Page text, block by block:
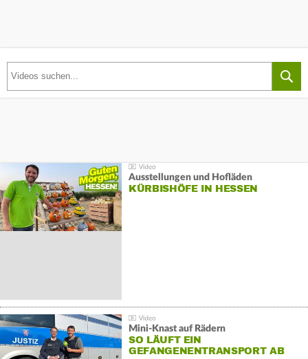
Ausstellungen und Hofläden
KÜRBISHÖFE IN HESSEN
Mini-Knast auf Rädern
SO LÄUFT EIN
GEFANGENENTRANSPORT AB